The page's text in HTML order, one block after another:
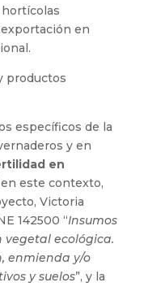
en
específicos de la
y en
en
en este contexto,
Victoria
142500 “Insumos
vegetal ecológica.
enmienda y/o
y suelos”, y la